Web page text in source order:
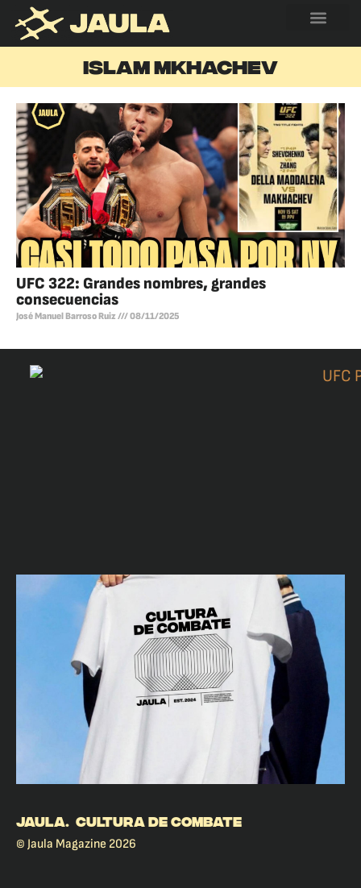
ISLAM MKHACHEV
UFC 322: Grandes nombres, grandes
consecuencias
José Manuel Barroso Ruiz 08/11/2025
JAULA. CULTURA DE COMBATE
© Jaula Magazine 2026